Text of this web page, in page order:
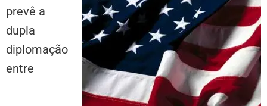
prevê a
dupla
diplomação
entre